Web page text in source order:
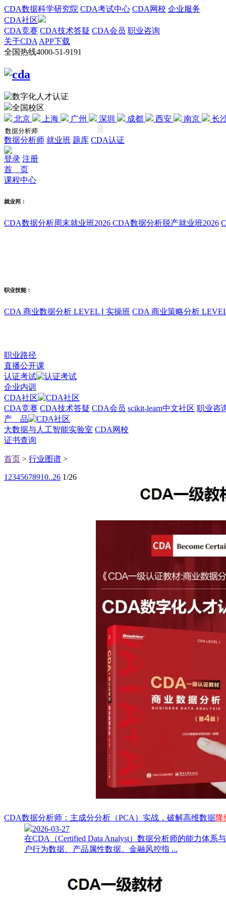
CDA数据科学研究院 CDA考试中心 CDA网校 企业服务
CDA社区
CDA竞赛 CDA技术答疑 CDA会员 职业咨询
关于CDA APP下载
全国热线4000-51-9191
全国校区
北京
上海 广州 深圳 成都 西安 南京 长
数据分析师 就业班 题库 CDA认证
登录 注册
首 页
课程中心
就业邦：
CDA数据分析周末就业班2026 CDA数据分析脱产就业班2026
职业技能：
CDA 商业数据分析 LEVEL Ⅰ 实操班 CDA 商业策略分析
职业路径
直播公开课
认证考试
企业内训
CDA社区
CDA竞赛 CDA技术答疑 CDA会员 scikit-learn中文社区 职业咨
产 品
大数据与人工智能实验室 CDA网校
证书查询
首页 > 行业图谱 >
1 2345678910..26 1/26
CDA数据分析师：主成分分析（PCA）实战，破解高维数据降
2026-03-27
在CDA（Certified Data Analyst）数据分析师的能力体
户行为数据、产品属性数据、金融风控指 ...